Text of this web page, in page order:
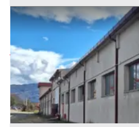
#2639752 Capannoni con
pertinenziale
Inserito il: 03/08/2026
Bisignano (Cosenza)
Prezzo
741.731 €
Codice annuncio: